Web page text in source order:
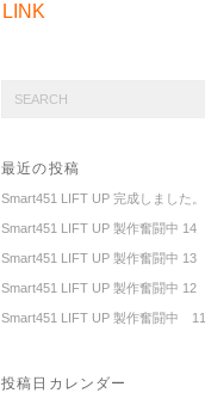
LINK
最近の投稿
Smart451 LIFT UP 完成しました。
Smart451 LIFT UP 製作奮闘中 14
Smart451 LIFT UP 製作奮闘中 13
Smart451 LIFT UP 製作奮闘中 12
Smart451 LIFT UP 製作奮闘中 11
投稿日カレンダー